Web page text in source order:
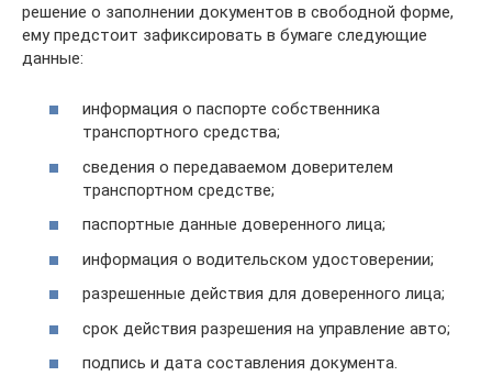
решение о заполнении документов в свободной форме,
ему предстоит зафиксировать в бумаге следующие
данные:
информация о паспорте собственника
транспортного средства;
сведения о передаваемом доверителем
транспортном средстве;
паспортные данные доверенного лица;
информация о водительском удостоверении;
разрешенные действия для доверенного лица;
срок действия разрешения на управление авто;
подпись и дата составления документа.